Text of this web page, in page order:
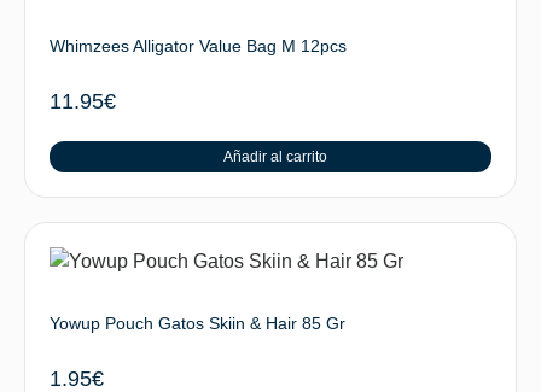
Whimzees Alligator Value Bag M 12pcs
11.95€
Añadir al carrito
Yowup Pouch Gatos Skiin & Hair 85 Gr
1.95€